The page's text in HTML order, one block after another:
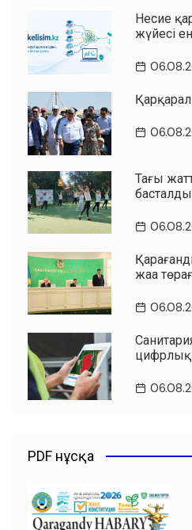
Несие
жүйесі
Таңғы
басталды
жаңа
цифрлық
PDF нұсқа